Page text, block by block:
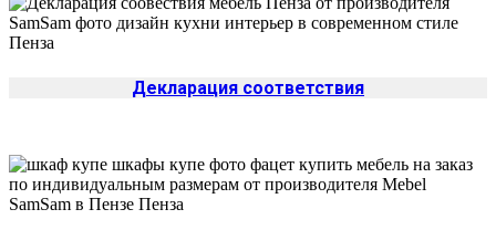
Декларация соответствия